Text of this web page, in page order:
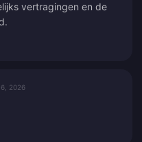
vertragingen en de
2026